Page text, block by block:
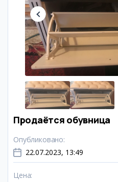
Продаётся обувница
Опубликовано:
22.07.2023, 13:49
Цена: